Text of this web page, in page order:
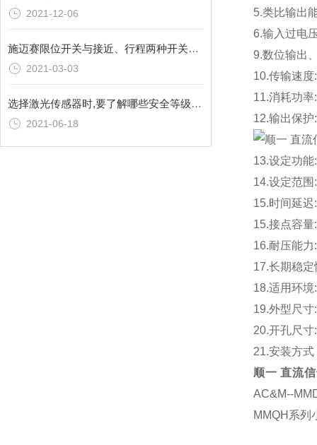
2021-12-06
施迈赛限位开关与接近、行程两种开关的区别
2021-03-03
选择激光传感器时,要了解哪些安全等级呢？
2021-06-18
5.类比输出
6.输入过电
9.数位输出
10.传输速
11.消耗功
12.输出保
13.设定功
14.设定范
15.时间延
15.接点容
16.耐压能
17.长期稳
18.适用环
19.外型尺
20.开孔尺
21.安装方
顺一 直流
AC&M--
MMQH系列